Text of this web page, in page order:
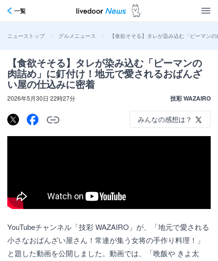
一覧
ニューストップ > グルメニュース > 【食欲そそる】タレが染み込む「ピーマン
【食欲そそる】タレが染み込む「ピーマンの
肉詰め」に釘付け！地元で愛されるおばんざ
い屋の仕込みに密着
2026年5月30日 22時27分 技彩 WAZAIRO
みんなの感想は？
YouTubeチャンネル「技彩 WAZAIRO」が、「地元で愛される
小さなおばんざい屋さん！常連が集う女将の手作り料理！」
と題した動画を公開しました。動画では、「晩飯や きよ太